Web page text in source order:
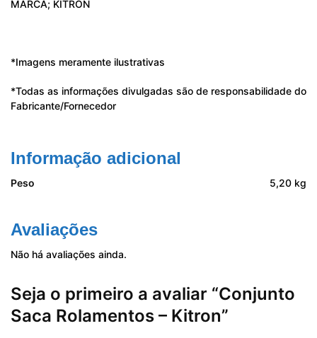
MARCA; KITRON
*Imagens meramente ilustrativas
*Todas as informações divulgadas são de responsabilidade do
Fabricante/Fornecedor
Informação adicional
Peso 5,20 kg
Avaliações
Não há avaliações ainda.
Seja o primeiro a avaliar “Conjunto
Saca Rolamentos – Kitron”